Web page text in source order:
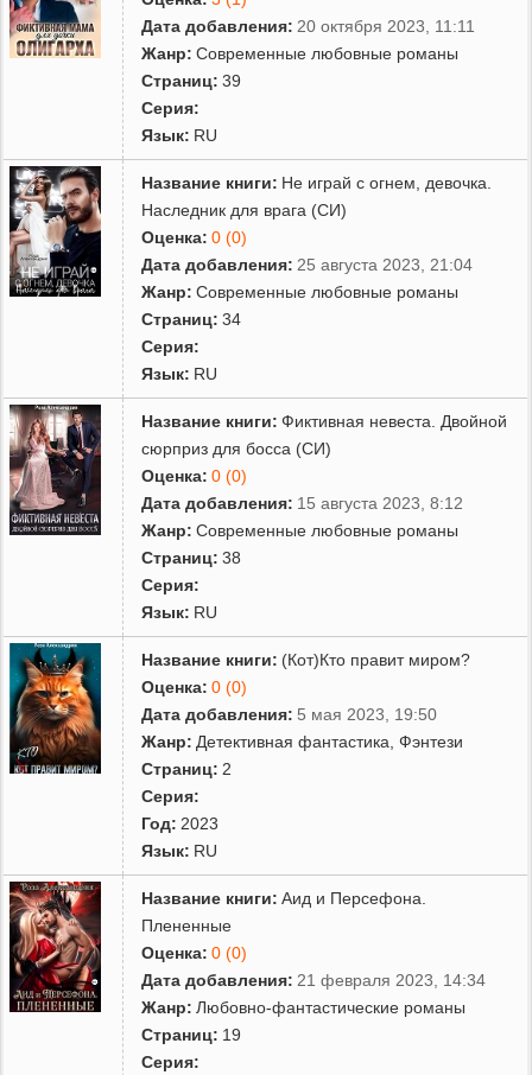
Дата добавления: 20 октября 2023, 11:11
Жанр: Современные любовные романы
Страниц: 39
Серия:
Язык: RU
Название книги: Не играй с огнем, девочка.
Наследник для врага (СИ)
Оценка: 0 (0)
Дата добавления: 25 августа 2023, 21:04
Жанр: Современные любовные романы
Страниц: 34
Серия:
Язык: RU
Название книги: Фиктивная невеста. Двойной
сюрприз для босса (СИ)
Оценка: 0 (0)
Дата добавления: 15 августа 2023, 8:12
Жанр: Современные любовные романы
Страниц: 38
Серия:
Язык: RU
Название книги: (Кот)Кто правит миром?
Оценка: 0 (0)
Дата добавления: 5 мая 2023, 19:50
Жанр: Детективная фантастика ,Фэнтези
Страниц: 2
Серия:
Год: 2023
Язык: RU
Название книги: Аид и Персефона.
Плененные
Оценка: 0 (0)
Дата добавления: 21 февраля 2023, 14:34
Жанр: Любовно-фантастические романы
Страниц: 19
Серия: